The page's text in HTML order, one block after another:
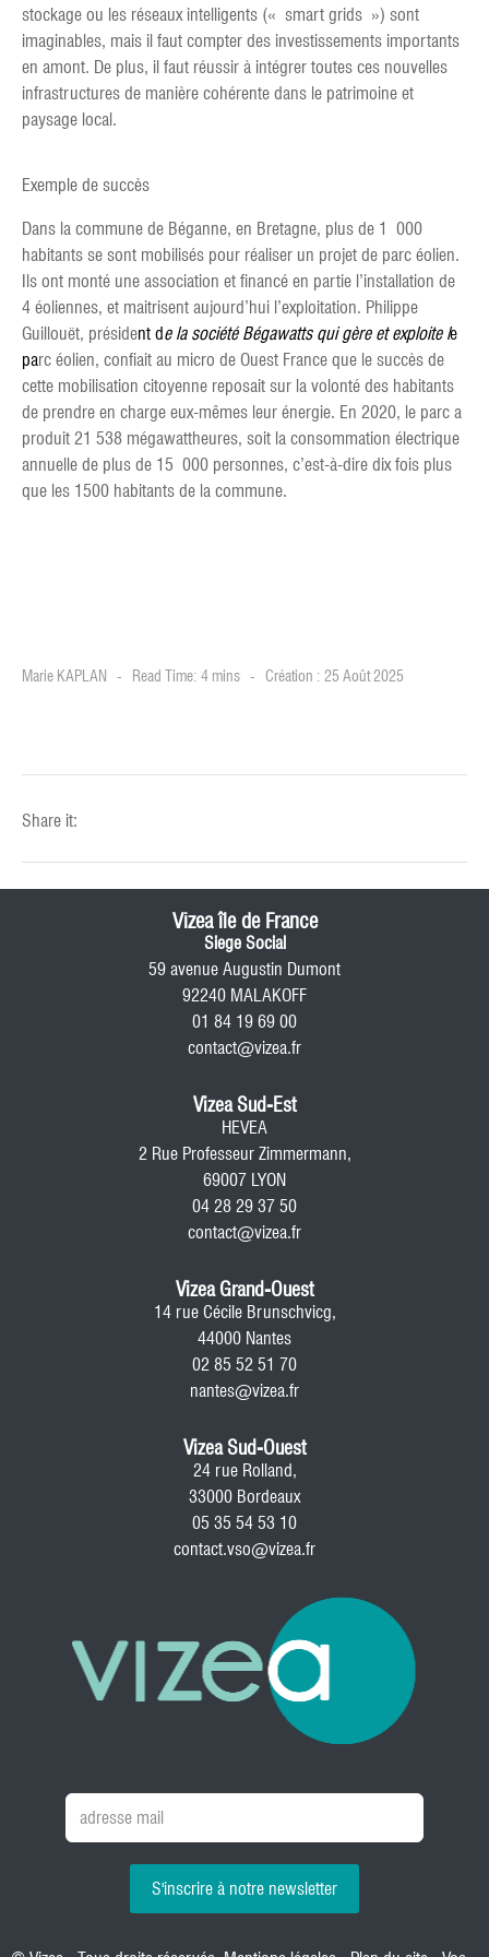
stockage ou les réseaux intelligents (« smart grids ») sont
imaginables, mais il faut compter des investissements importants
en amont. De plus, il faut réussir à intégrer toutes ces nouvelles
infrastructures de manière cohérente dans le patrimoine et
paysage local.
Exemple de succès
Dans la commune de Béganne, en Bretagne, plus de 1 000
habitants se sont mobilisés pour réaliser un projet de parc éolien.
Ils ont monté une association et financé en partie l’installation de
4 éoliennes, et maitrisent aujourd’hui l’exploitation. Philippe
Guillouët, président de la société Bégawatts qui gère et exploite le
parc éolien, confiait au micro de Ouest France que le succès de
cette mobilisation citoyenne reposait sur la volonté des habitants
de prendre en charge eux-mêmes leur énergie. En 2020, le parc a
produit 21 538 mégawattheures, soit la consommation électrique
annuelle de plus de 15 000 personnes, c’est-à-dire dix fois plus
que les 1500 habitants de la commune.
Marie KAPLAN Read Time: 4 mins Création : 25 Août 2025
Share it:
Vizea île de France
Siege Social
59 avenue Augustin Dumont
92240 MALAKOFF
01 84 19 69 00
contact@vizea.fr
Vizea Sud-Est
HEVEA
2 Rue Professeur Zimmermann,
69007 LYON
04 28 29 37 50
contact@vizea.fr
Vizea Grand-Ouest
14 rue Cécile Brunschvicg,
44000 Nantes
02 85 52 51 70
nantes@vizea.fr
Vizea Sud-Ouest
24 rue Rolland,
33000 Bordeaux
05 35 54 53 10
contact.vso@vizea.fr
S'inscrire à notre newsletter